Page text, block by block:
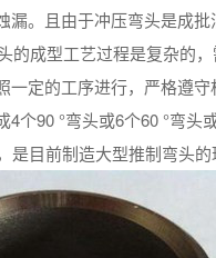
。且由于冲压弯头是成
的成型工艺过程是复杂的
定的工序进行，严格遵
个90 °弯头或6个60 °弯
目前制造大型推制弯头的